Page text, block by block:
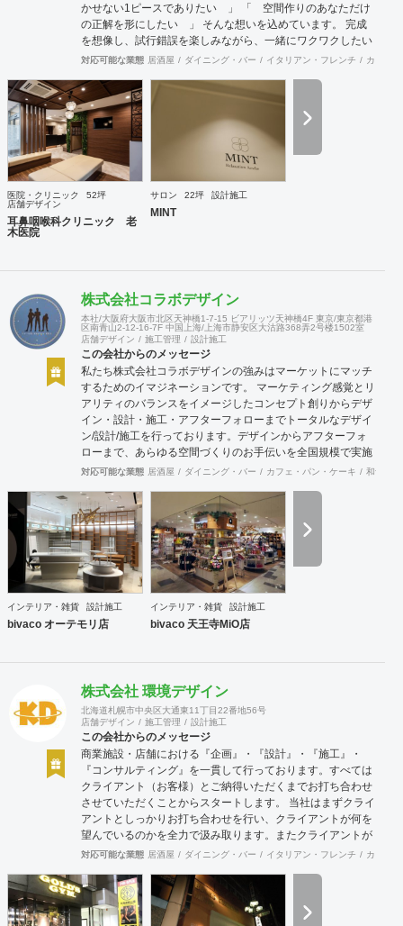
かせない1ピースでありたい 」 「 空間作りのあなただけ
の正解を形にしたい 」 そんな想いを込めています。 完成
を想像し、試行錯誤を楽しみながら、 ​一緒にワクワクしたい
と思っています。
対応可能な業態 居酒屋 ダイニング・バー イタリアン・フレンチ カフェ
医院・クリニック
52坪
店舗デザイン
耳鼻咽喉科クリニック 老
木医院
サロン 22坪 設計施工
MINT
株式会社コラボデザイン
本社/大阪府大阪市北区天神橋1-7-15 ビアリッツ天神橋4F 東京/東京都港
区南青山2-12-16-7F 中国上海/上海市静安区大沽路368弄2号楼1502室
店舗デザイン
施工管理 設計施工
この会社からのメッセージ
私たち株式会社コラボデザインの強みはマーケットにマッチ
するためのイマジネーションです。 マーケティング感覚とリ
アリティのバランスをイメージしたコンセプト創りからデザ
イン・設計・施工・アフターフォローまでトータルなデザイ
ン/設計/施工を行っております。デザインからアフターフォ
ローまで、あらゆる空間づくりのお手伝いを全国規模で実施
できます。上海にもオフィスがございますので、中国での実
対応可能な業態 居酒屋 ダイニング・バー カフェ・パン・ケーキ 和食・
インテリア・雑貨 設計施工
bivaco オーテモリ店
インテリア・雑貨 設計施工
bivaco 天王寺MiO店
株式会社 環境デザイン
北海道札幌市中央区大通東11丁目22番地56号
店舗デザイン
施工管理 設計施工
この会社からのメッセージ
商業施設・店舗における『企画』・『設計』・『施工』・
『コンサルティング』を一貫して行っております。すべては
クライアント（お客様）とご納得いただくまでお打ち合わせ
させていただくことからスタートします。 当社はまずクライ
アントとしっかりお打ち合わせを行い、クライアントが何を
望んでいるのかを全力で汲み取ります。またクライアントが
思い描いていることをどのように表現していいのかお困りの
培ってきた当社ならではのノウハウでご提案いたします。
対応可能な業態 居酒屋 ダイニング・バー イタリアン・フレンチ カフェ